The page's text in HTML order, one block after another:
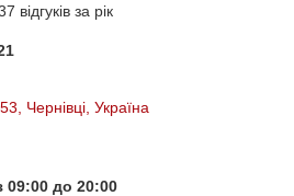
який смак. Ви можете обрати
для ваших потреб, будь то
піднос для подачі страв або
в Україні) для сервірування столу,
столу. Піднос повинен бути
всі страви та напої, які ви
відгуків за рік
Чернівці, Україна
09:00 до 20:00